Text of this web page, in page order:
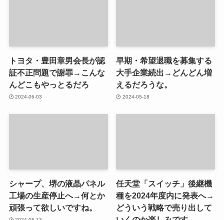
トヨタ・豊田章男会長が認
証不正問題で謝罪→こんな
んどこもやっとるだろ
2024-06-03
早期・希望退職を募集する
大手企業続出→どんどん増
えるだろうな。
2024-05-18
シャープ、堺の液晶パネル
工場の生産停止へ→何とか
頑張って欲しいですね。
任天堂「スイッチ」後継機
種を2024年度内に発表へ→
どういう戦略で売り出して